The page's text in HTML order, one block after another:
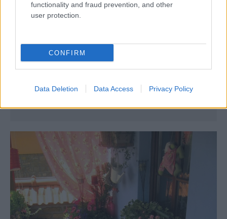
functionality and fraud prevention, and other
user protection.
CONFIRM
Data Deletion Data Access Privacy Policy
1088395 IKEA
rýchlo a ľahko osviežiť svoj balkón, farebne i vzorovo sa odviažte.
nálade nepotrebujete nevyhnutne slnečné lúče. Občas stačí